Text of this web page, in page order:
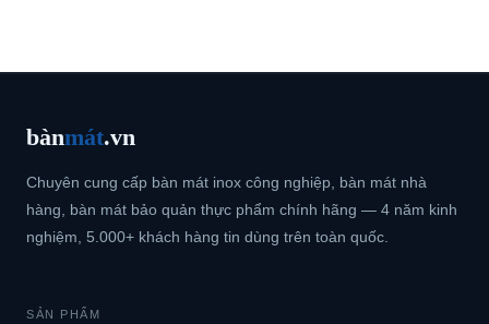
bànmát.vn
Chuyên cung cấp bàn mát inox công nghiệp, bàn mát nhà
hàng, bàn mát bảo quản thực phẩm chính hãng — 4 năm kinh
nghiệm, 5.000+ khách hàng tin dùng trên toàn quốc.
SẢN PHẨM